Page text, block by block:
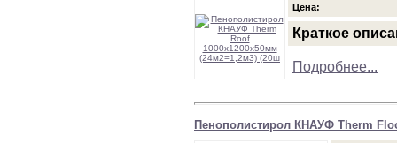
Цена:
Краткое
Подробнее...
Пенополистирол КНАУФ Therm